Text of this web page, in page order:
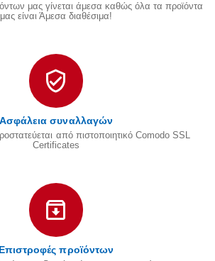
μας γίνεται άμεσα καθώς όλα τα προϊόντα
μας είναι Άμεσα διαθέσιμα!
Ασφάλεια συναλλαγών
από πιστοποιητικό Comodo SSL
Certificates
Επιστροφές προϊόντων